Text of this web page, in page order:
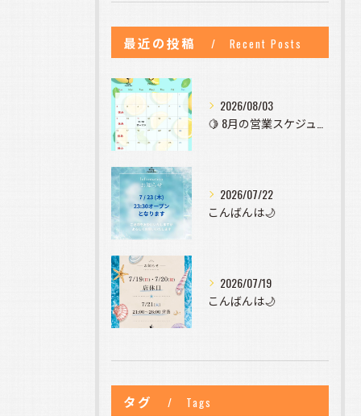
最近の投稿 Recent Posts
2026/08/03
2026/07/22
こんばんは🌙
2026/07/19
こんばんは🌙
タグ Tags